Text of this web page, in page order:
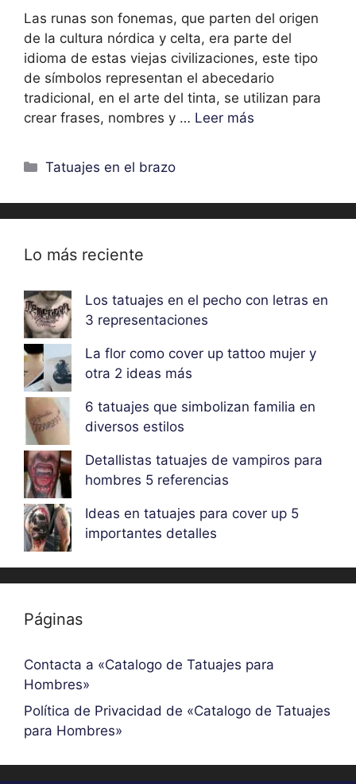
Las runas son fonemas, que parten del origen
de la cultura nórdica y celta, era parte del
idioma de estas viejas civilizaciones, este tipo
de símbolos representan el abecedario
tradicional, en el arte del tinta, se utilizan para
crear frases, nombres y … Leer más
Categorías
Tatuajes en el brazo
Lo más reciente
Los tatuajes en el pecho con letras en
3 representaciones
La flor como cover up tattoo mujer y
otra 2 ideas más
6 tatuajes que simbolizan familia en
diversos estilos
Detallistas tatuajes de vampiros para
hombres 5 referencias
Ideas en tatuajes para cover up 5
importantes detalles
Páginas
Contacta a «Catalogo de Tatuajes para
Hombres»
Política de Privacidad de «Catalogo de Tatuajes
para Hombres»